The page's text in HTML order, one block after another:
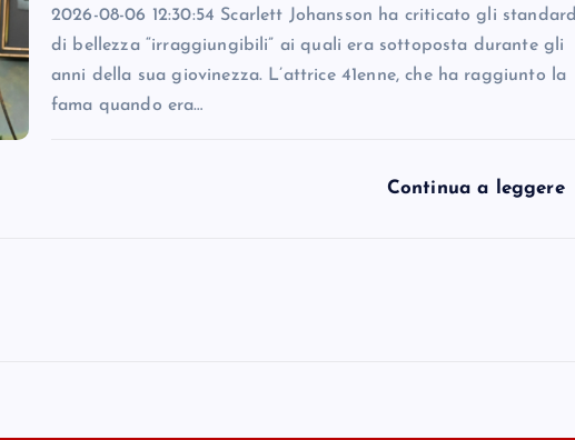
2026-08-06 12:30:54 Scarlett Johansson ha criticato gli standard
di bellezza “irraggiungibili” ai quali era sottoposta durante gli
anni della sua giovinezza. L’attrice 41enne, che ha raggiunto la
fama quando era…
Continua a leggere